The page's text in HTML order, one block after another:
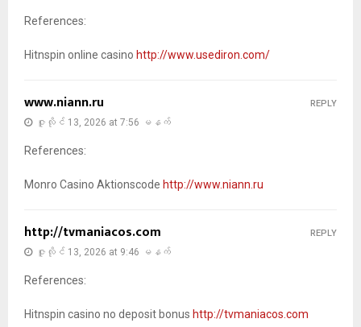
References:
Hitnspin online casino http://www.usediron.com/
www.niann.ru
ဇူလိုင် 13, 2026 at 7:56 မနက်
References:
Monro Casino Aktionscode http://www.niann.ru
REPLY
http://tvmaniacos.com
ဇူလိုင် 13, 2026 at 9:46 မနက်
References:
Hitnspin casino no deposit bonus http://tvmaniacos.com
REPLY